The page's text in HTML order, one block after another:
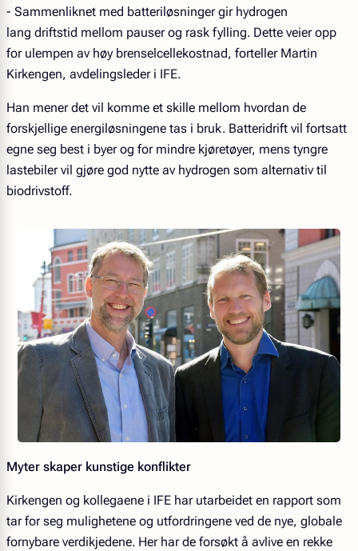
- Sammenliknet med batteriløsninger gir hydrogen
lang driftstid mellom pauser og rask fylling. Dette veier opp
for ulempen av høy brenselcellekostnad, forteller Martin
Kirkengen, avdelingsleder i IFE.
Han mener det vil komme et skille mellom hvordan de
forskjellige energiløsningene tas i bruk. Batteridrift vil fortsatt
egne seg best i byer og for mindre kjøretøyer, mens tyngre
lastebiler vil gjøre god nytte av hydrogen som alternativ til
biodrivstoff.
Myter skaper kunstige konflikter
Kirkengen og kollegaene i IFE har utarbeidet en rapport som
tar for seg mulighetene og utfordringene ved de nye, globale
fornybare verdikjedene. Her har de forsøkt å avlive en rekke